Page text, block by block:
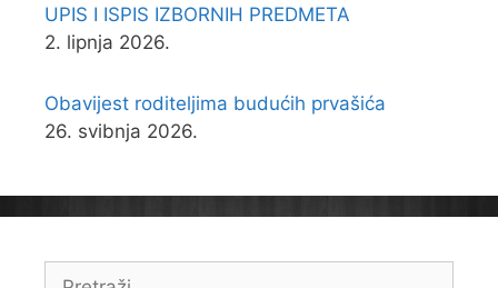
UPIS I ISPIS IZBORNIH PREDMETA
2. lipnja 2026.
Obavijest roditeljima budućih prvašića
26. svibnja 2026.
Pretraži: